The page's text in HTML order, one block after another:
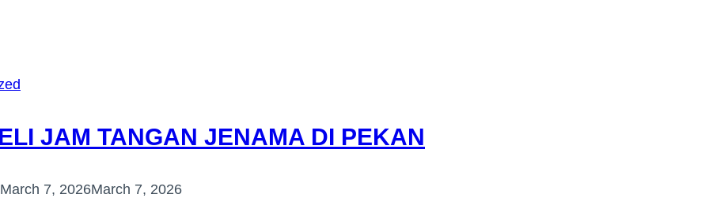
JAM TANGAN JENAMA DI PEKAN
March 7, 2026March 7, 2026